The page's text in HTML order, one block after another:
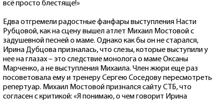
всё просто блестяще!»
Едва отгремели радостные фанфары выступления Насти
Рубцовой, как на сцену вышел атлет Михаил Мостовой с
задушевной песней о маме. Однако как бы он не старался,
Ирина Дубцова призналась, что слезы, которые выступили у
нее на глазах – это следствие монолога о маме Оксаны
Марченко, а не выступления Михаила. Член жюри еще раз
посоветовала ему и тренеру Сергею Соседову пересмотреть
репертуар. Михаил Мостовой признался сайту СТБ, что
согласен с критикой: «Я понимаю, о чем говорит Ирина